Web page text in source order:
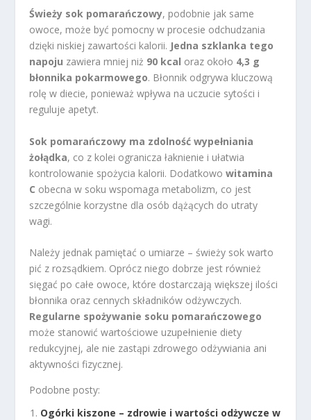
Świeży sok pomarańczowy, podobnie jak same
owoce, może być pomocny w procesie odchudzania
dzięki niskiej zawartości kalorii. Jedna szklanka tego
napoju zawiera mniej niż 90 kcal oraz około 4,3 g
błonnika pokarmowego. Błonnik odgrywa kluczową
rolę w diecie, ponieważ wpływa na uczucie sytości i
reguluje apetyt.
Sok pomarańczowy ma zdolność wypełniania
żołądka, co z kolei ogranicza łaknienie i ułatwia
kontrolowanie spożycia kalorii. Dodatkowowitamina
C obecna w soku wspomaga metabolizm, co jest
szczególnie korzystne dla osób dążących do utraty
wagi.
Należy jednak pamiętać o umiarze – świeży sok warto
pić z rozsądkiem. Oprócz niego dobrze jest również
sięgać po całe owoce, które dostarczają większej ilości
błonnika oraz cennych składników odżywczych.
Regularne spożywanie soku pomarańczowego
może stanowić wartościowe uzupełnienie diety
redukcyjnej, ale nie zastąpi zdrowego odżywiania ani
aktywności fizycznej.
Podobne posty:
Ogórki kiszone – zdrowie i wartości odżywcze w